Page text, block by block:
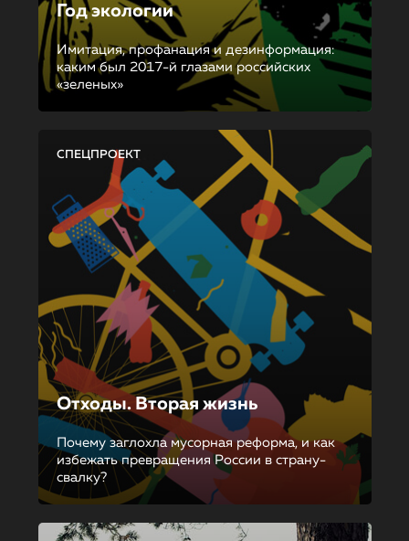
Год экологии
Имитация, профанация и дезинформация:
каким был 2017-й глазами российских
«зеленых»
СПЕЦПРОЕКТ
Отходы. Вторая жизнь
Почему заглохла мусорная реформа, и как
избежать превращения России в страну-
свалку?